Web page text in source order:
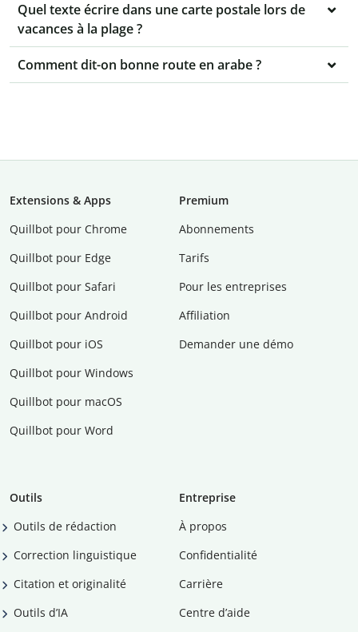
Quel texte écrire dans une carte postale lors de
vacances à la plage ?
Comment dit-on bonne route en arabe ?
Extensions & Apps
Quillbot pour Chrome
Quillbot pour Edge
Quillbot pour Safari
Quillbot pour Android
Quillbot pour iOS
Quillbot pour Windows
Quillbot pour macOS
Quillbot pour Word
Premium
Abonnements
Tarifs
Pour les entreprises
Affiliation
Demander une démo
Outils
Outils de rédaction
Correction linguistique
Citation et originalité
Outils d’IA
Entreprise
À propos
Confidentialité
Carrière
Centre d’aide